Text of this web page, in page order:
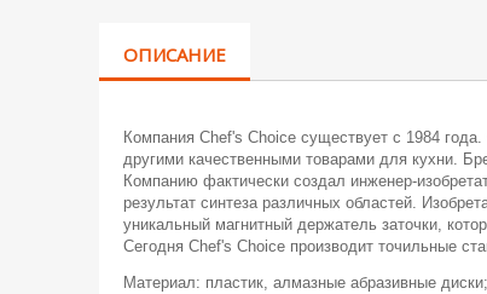
ОПИСАНИЕ
Компания Chef's Choice существует с 1984
другими качественными товарами для кухни.
Компанию фактически создал инженер-
результат синтеза различных областей.
уникальный магнитный держатель заточки,
Сегодня Chef's Choice производит точильные
Материал: пластик, алмазные абразивные диски;